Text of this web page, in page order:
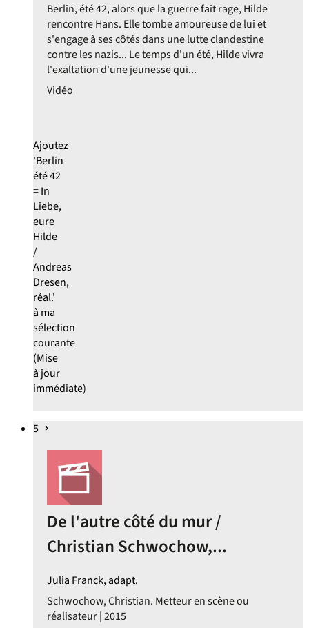
Berlin, été 42, alors que la guerre fait rage, Hilde
rencontre Hans. Elle tombe amoureuse de lui et
s'engage à ses côtés dans une lutte clandestine
contre les nazis... Le temps d'un été, Hilde vivra
l'exaltation d'une jeunesse qui...
Vidéo
Ajoutez
'Berlin
été 42
= In
Liebe,
eure
Hilde
/
Andreas
Dresen,
réal.'
à ma
sélection
courante
(Mise
à jour
immédiate)
5
De l'autre côté du mur /
Christian Schwochow,...
Julia Franck, adapt.
Schwochow, Christian. Metteur en scène ou
réalisateur | 2015